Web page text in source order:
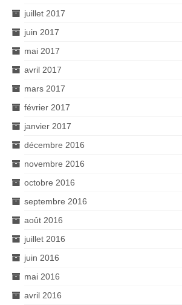
juillet 2017
juin 2017
mai 2017
avril 2017
mars 2017
février 2017
janvier 2017
décembre 2016
novembre 2016
octobre 2016
septembre 2016
août 2016
juillet 2016
juin 2016
mai 2016
avril 2016